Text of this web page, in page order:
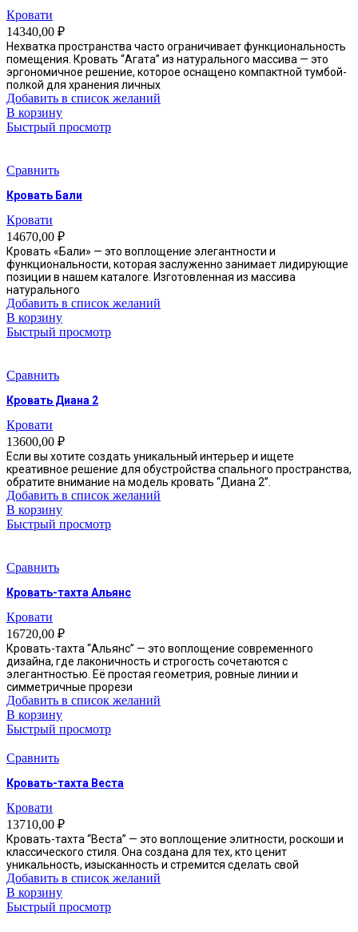
Кровати
14340,00 ₽
Нехватка пространства часто ограничивает функциональность
помещения. Кровать “Агата” из натурального массива — это
эргономичное решение, которое оснащено компактной тумбой-
полкой для хранения личных
Добавить в список желаний
В корзину
Быстрый просмотр
Сравнить
Кровать Бали
Кровати
14670,00 ₽
Кровать «Бали» — это воплощение элегантности и
функциональности, которая заслуженно занимает лидирующие
позиции в нашем каталоге. Изготовленная из массива
натурального
Добавить в список желаний
В корзину
Быстрый просмотр
Сравнить
Кровать Диана 2
Кровати
13600,00 ₽
Если вы хотите создать уникальный интерьер и ищете
креативное решение для обустройства спального пространства,
обратите внимание на модель кровать “Диана 2”.
Добавить в список желаний
В корзину
Быстрый просмотр
Сравнить
Кровать-тахта Альянс
Кровати
16720,00 ₽
Кровать-тахта “Альянс” — это воплощение современного
дизайна, где лаконичность и строгость сочетаются с
элегантностью. Её простая геометрия, ровные линии и
симметричные прорези
Добавить в список желаний
В корзину
Быстрый просмотр
Сравнить
Кровать-тахта Веста
Кровати
13710,00 ₽
Кровать-тахта “Веста” — это воплощение элитности, роскоши и
классического стиля. Она создана для тех, кто ценит
уникальность, изысканность и стремится сделать свой
Добавить в список желаний
В корзину
Быстрый просмотр